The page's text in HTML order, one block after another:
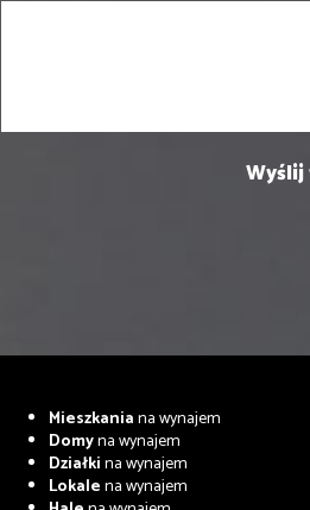
Mieszkaniana wynajem
Domyna wynajem
Działkina wynajem
Lokalena wynajem